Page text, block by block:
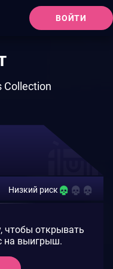
ВОЙТИ
Collection
Низкий риск
чтобы открывать
на выигрыш.